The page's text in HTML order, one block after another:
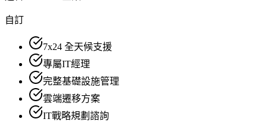
自訂
7x24 全天候支援
專屬IT經理
完整基礎設施管理
雲端遷移方案
IT戰略規劃諮詢